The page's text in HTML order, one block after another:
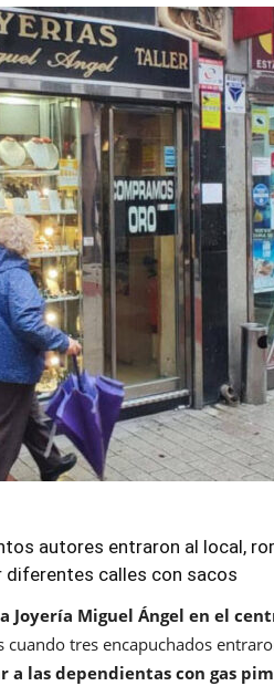
autores entraron al local,
diferentes calles con sacos
Joyería Miguel Ángel en el
tres encapuchados
a las dependientas con gas